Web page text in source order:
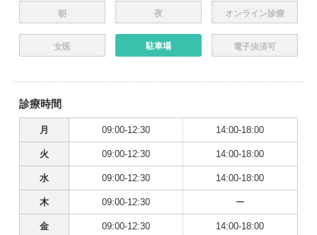
朝 夜 オンライン診療
女医 駐車場 電子決済可
診療時間
月 09:00-12:30 14:00-18:00
火 09:00-12:30 14:00-18:00
水 09:00-12:30 14:00-18:00
木 09:00-12:30 ー
金 09:00-12:30 14:00-18:00